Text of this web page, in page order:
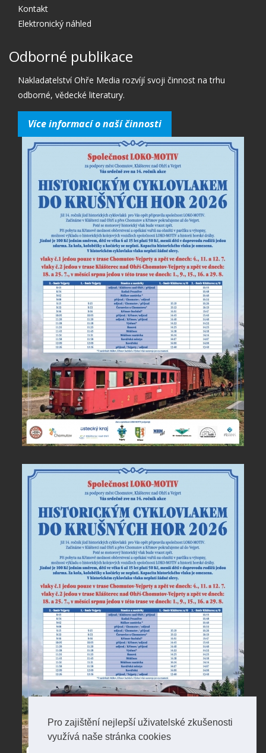
Pro zajištění nejlepší uživatelské zkušenosti
využívá naše stránka cookies
Kontakt
Elektronický náhled
Odborné publikace
Nakladatelství Ohře Media rozvíjí svoji činnost na trhu
odborné, vědecké literatury.
Více informací o naší činnosti